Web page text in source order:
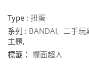
Type : 扭蛋
系列 : BANDAI, 二手玩
主題,
標籤： 幪面超人